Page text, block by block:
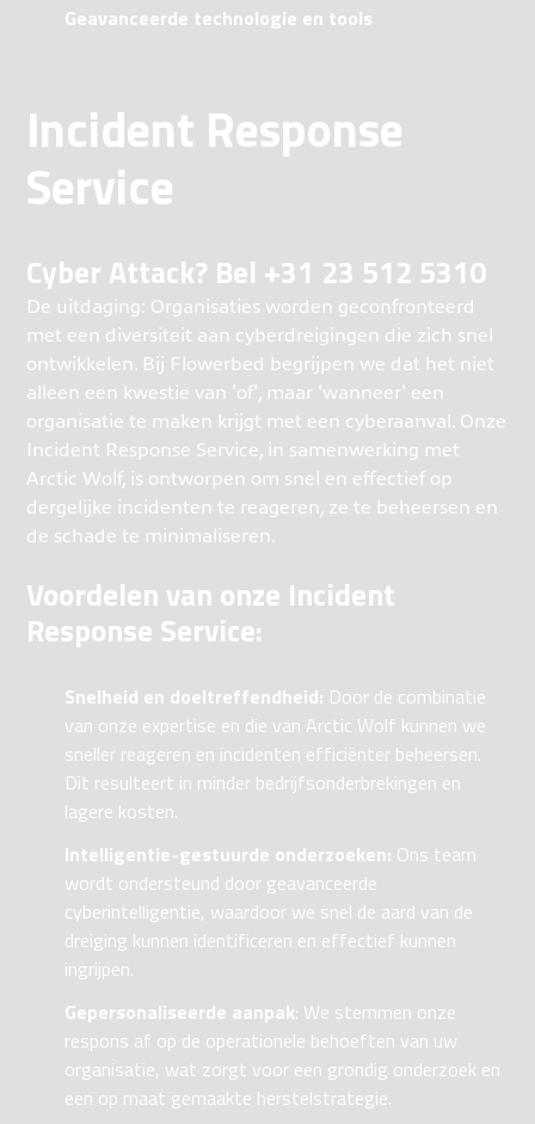
Geavanceerde technologie en tools
Incident Response
Service
Cyber Attack? Bel +31 23 512 5310
De uitdaging: Organisaties worden geconfronteerd
met een diversiteit aan cyberdreigingen die zich snel
ontwikkelen. Bij Flowerbed begrijpen we dat het niet
alleen een kwestie van 'of', maar 'wanneer' een
organisatie te maken krijgt met een cyberaanval. Onze
Incident Response Service, in samenwerking met
Arctic Wolf, is ontworpen om snel en effectief op
dergelijke incidenten te reageren, ze te beheersen en
de schade te minimaliseren.
Voordelen van onze Incident
Response Service:
Snelheid en doeltreffendheid: Door de combinatie
van onze expertise en die van Arctic Wolf kunnen we
sneller reageren en incidenten efficiënter beheersen.
Dit resulteert in minder bedrijfsonderbrekingen en
lagere kosten.
Intelligentie-gestuurde onderzoeken: Ons team
wordt ondersteund door geavanceerde
cyberintelligentie, waardoor we snel de aard van de
dreiging kunnen identificeren en effectief kunnen
ingrijpen.
Gepersonaliseerde aanpak: We stemmen onze
respons af op de operationele behoeften van uw
organisatie, wat zorgt voor een grondig onderzoek en
een op maat gemaakte herstelstrategie.